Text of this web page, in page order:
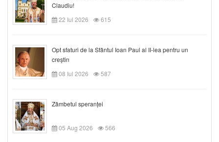
Claudiu!
22 Iul 2026
615
Opt sfaturi de la Sfântul Ioan Paul al II-lea pentru un
creștin
08 Iul 2026
587
Zâmbetul speranței
05 Aug 2026 566